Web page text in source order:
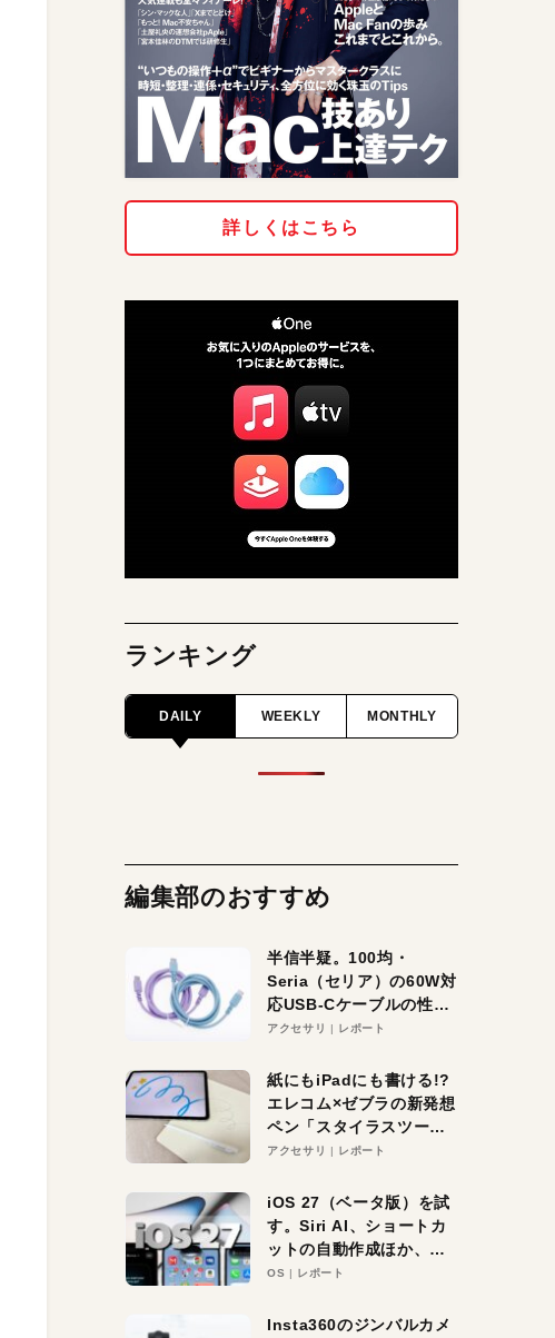
詳しくはこちら
ランキング
DAILY WEEKLY MONTHLY
編集部のおすすめ
半信半疑。100均・
Seria（セリア）の60W対
応USB-Cケーブルの性能
を検証。超コスパの1本を
アクセサリ レポート
紙にもiPadにも書ける!?
エレコム×ゼブラの新発想
ペン「スタイラスツーウ
ェイ」レビュー。持ち替
アクセサリ レポート
iOS 27（ベータ版）を試
す。Siri AI、ショートカ
ットの自動作成ほか、期
待大の便利機能5選。
る未来はすぐそこ！
OS レポート
Insta360のジンバルカメ